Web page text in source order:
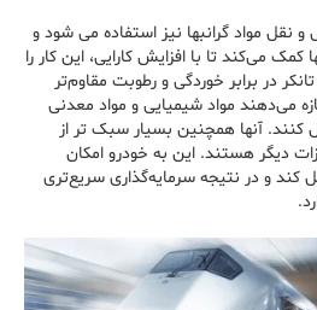
و نقل مواد گرانبها نیز استفاده می شود و
کمک می‌کند تا با افزایش کارایی، این کار را
در برابر خوردگی و رطوبت مقاوم‌تر
می‌دهند مواد شیمیایی و مواد معدنی
آنها همچنین بسیار سبک تر از
دیگر هستند. این به خودرو امکان
و در نتیجه سرمایه‌گذاری سریع‌تری